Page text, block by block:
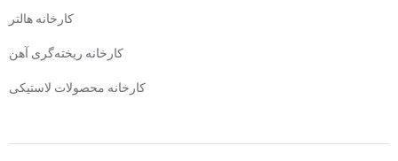
کارخانه هالتر
کارخانه ریخته‌گری آهن
کارخانه محصولات لاستیکی